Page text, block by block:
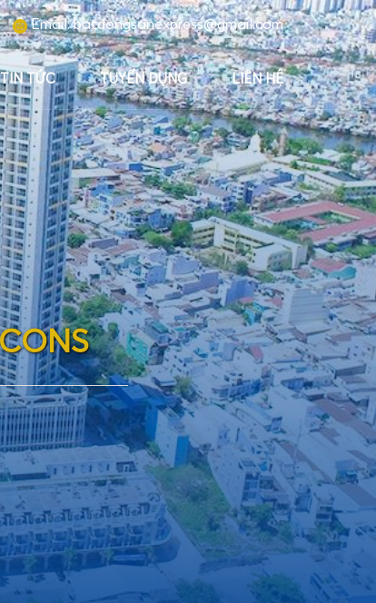
Email:batdongsanexpress@gmail.com
TIN TỨC TUYỂN DỤNG LIÊN HỆ
ONS